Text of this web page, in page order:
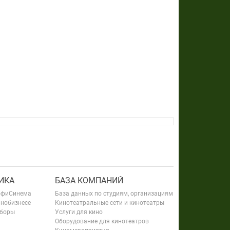
БАЗА КОМПАНИЙ
База данных по студиям, организациям
Кинотеатральные сети и кинотеатры
Услуги для кино
Оборудование для кинотеатров